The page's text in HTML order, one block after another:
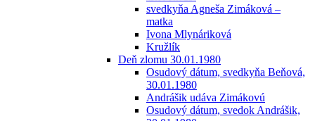
svedkyňa Agneša Zimáková –
matka
Ivona Mlynáriková
Kružlík
Deň zlomu 30.01.1980
Osudový dátum, svedkyňa Beňová,
30.01.1980
Andrášik udáva Zimákovú
Osudový dátum, svedok Andrášik,